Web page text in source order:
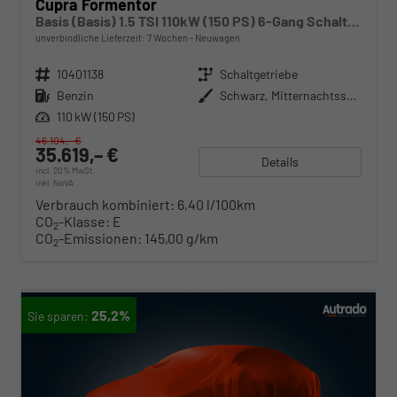
Cupra Formentor
Basis (Basis) 1.5 TSI 110kW (150 PS) 6-Gang Schaltgetriebe
unverbindliche Lieferzeit: 7 Wochen Neuwagen
Fahrzeugnr. 10401138 Getriebe Schaltgetriebe
Kraftstoff Benzin Außenfarbe
Schwarz, Mitternachtsschwarz (0E)
Leistung 110 kW (150 PS)
35.619,– €
incl. 20% MwSt.
inkl. NoVA
46.104,– €
Details
Verbrauch kombiniert: 6,40 l/100km
CO2-Klasse: E
CO2-Emissionen: 145,00 g/km
25,2%